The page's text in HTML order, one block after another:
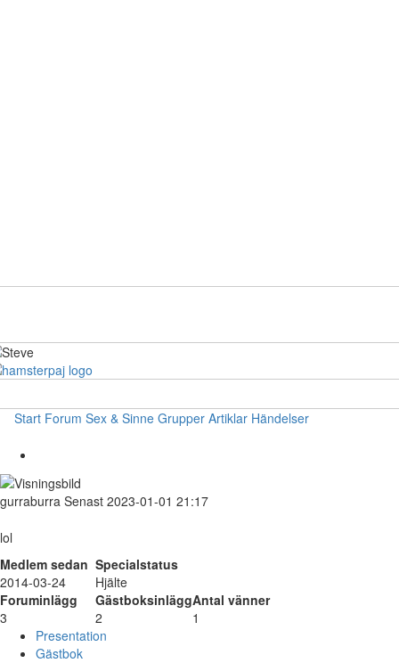
Start Forum Sex & Sinne Grupper Artiklar Händelser
gurraburra Senast 2023-01-01 21:17
lol
Medlem sedan Specialstatus
2014-03-24
Hjälte
Foruminlägg
GästboksinläggAntal vänner
3
2
1
Presentation
Gästbok